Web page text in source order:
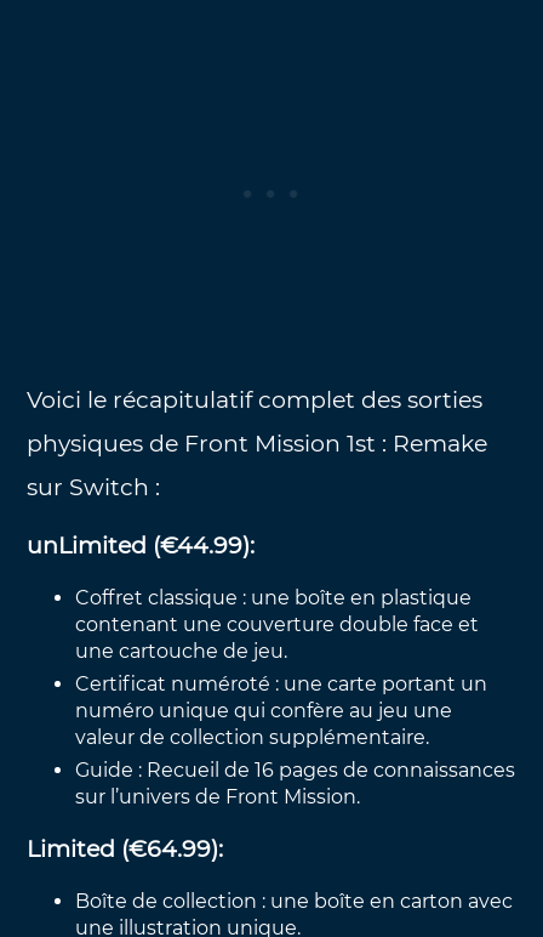
Voici le récapitulatif complet des sorties
physiques de Front Mission 1st : Remake
sur Switch :
unLimited (€44.99):
Coffret classique : une boîte en plastique
contenant une couverture double face et
une cartouche de jeu.
Certificat numéroté : une carte portant un
numéro unique qui confère au jeu une
valeur de collection supplémentaire.
Guide : Recueil de 16 pages de connaissances
sur l’univers de Front Mission.
Limited (€64.99):
Boîte de collection : une boîte en carton avec
une illustration unique.